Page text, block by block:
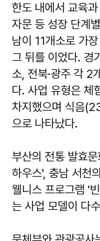
한도 내에서 교육
자문 등 성장 단계
남이 11개소로 가
그 뒤를 이었다. 경
소, 전북·광주 각 2
다. 사업 유형은 체
차지했으며 식음
으로 나타났다.
부산의 전통 발효
하우스', 충남 서천
웰니스 프로그램 '
는 사업 모델이 다